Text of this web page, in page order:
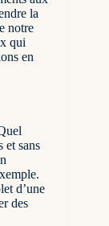
la
notre
qui
en
et sans
d’une
des